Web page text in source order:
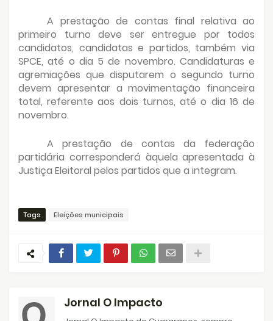
A prestação de contas final relativa ao
primeiro turno deve ser entregue por todos
candidatos, candidatas e partidos, também via
SPCE, até o dia 5 de novembro. Candidaturas e
agremiações que disputarem o segundo turno
devem apresentar a movimentação financeira
total, referente aos dois turnos, até o dia 16 de
novembro.
A prestação de contas da federação
partidária corresponderá àquela apresentada à
Justiça Eleitoral pelos partidos que a integram.
Tags Eleições municipais
Jornal O Impacto